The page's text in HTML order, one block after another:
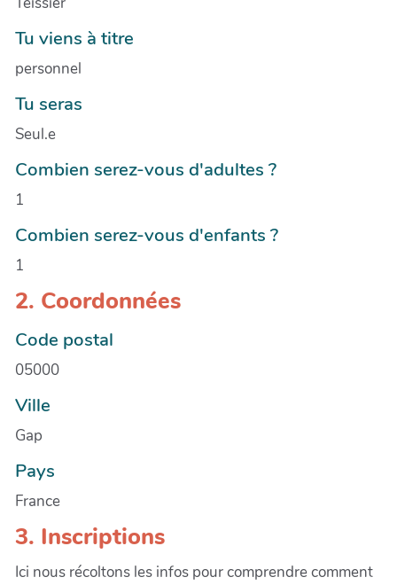
Tu viens à titre
personnel
Tu seras
Seul.e
Combien serez-vous d'adultes ?
1
Combien serez-vous d'enfants ?
1
2. Coordonnées
Code postal
05000
Ville
Gap
Pays
France
3. Inscriptions
Ici nous récoltons les infos pour comprendre comment